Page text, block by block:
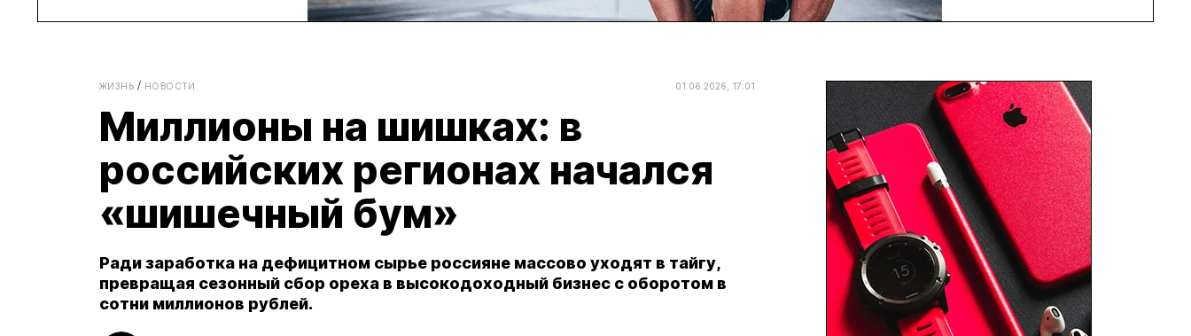
ЖИЗНЬ НОВОСТИ 01.06.2026, 17:01
Миллионы на шишках: в
российских регионах начался
«шишечный бум»
Ради заработка на дефицитном сырье россияне массово уходят в тайгу,
превращая сезонный сбор ореха в высокодоходный бизнес с оборотом в
сотни миллионов рублей.